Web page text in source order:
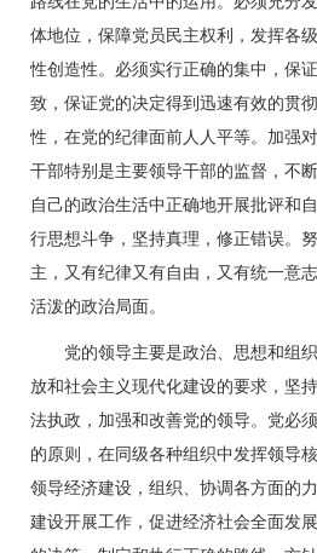
体地位，保障党员民主权利，发挥各
性创造性。必须实行正确的集中，保
致，保证党的决定得到迅速有效的贯
性，在党的纪律面前人人平等。加强
干部特别是主要领导干部的监督，不
自己的政治生活中正确地开展批评和
行思想斗争，坚持真理，修正错误。
主，又有纪律又有自由，又有统一意
活泼的政治局面。
党的领导主要是政治、思想和组织
放和社会主义现代化建设的要求，坚
法执政，加强和改善党的领导。党必
的原则，在同级各种组织中发挥领导
领导经济建设，组织、协调各方面的
建设开展工作，促进经济社会全面发